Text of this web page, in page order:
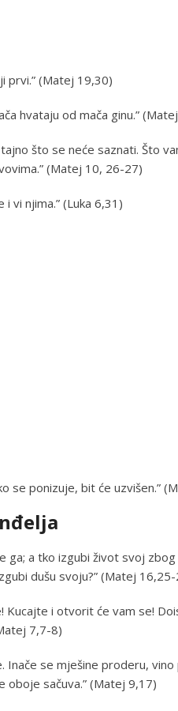
prvi.” (Matej 19,30)
hvataju od mača ginu.”
što se neće saznati. Što
(Matej 10, 26-27)
vi njima.” (Luka 6,31)
se ponizuje, bit će uzvišen.”
ga; a tko izgubi život svoj
dušu svoju?” (Matej
Kucajte i otvorit će vam se!
7,7-8)
Inače se mješine proderu,
oboje sačuva.” (Matej 9,17)